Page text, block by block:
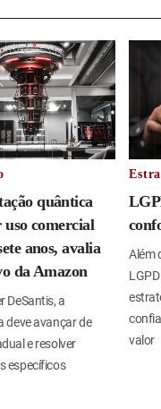
quântica
uso comercial
anos, avalia
da Amazon
DeSantis, a
deve avançar de
e resolver
específicos
Além
valor